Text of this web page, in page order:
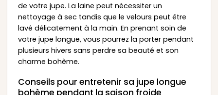
de votre jupe. La laine peut nécessiter un
nettoyage à sec tandis que le velours peut être
lavé délicatement à la main. En prenant soin de
votre jupe longue, vous pourrez la porter pendant
plusieurs hivers sans perdre sa beauté et son
charme bohème.
Conseils pour entretenir sa jupe longue
bohème pendant la saison froide